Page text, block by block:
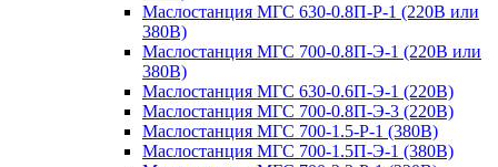
Маслостанция МГС 630-0.8П-Р-1 (220В или
380В)
Маслостанция МГС 700-0.8П-Э-1 (220В или
380В)
Маслостанция МГС 630-0.6П-Э-1 (220В)
Маслостанция МГС 700-0.8П-Э-3 (220В)
Маслостанция МГС 700-1.5-Р-1 (380В)
Маслостанция МГС 700-1.5П-Э-1 (380В)